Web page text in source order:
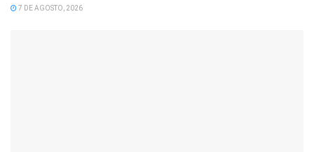
7 DE AGOSTO, 2026